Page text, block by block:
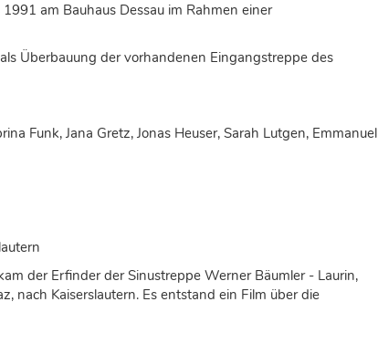
1991 am Bauhaus Dessau im Rahmen einer
Überbauung der vorhandenen Eingangstreppe des
Funk, Jana Gretz, Jonas Heuser, Sarah Lutgen, Emmanuel
der Erfinder der Sinustreppe Werner Bäumler - Laurin,
nach Kaiserslautern. Es entstand ein Film über die